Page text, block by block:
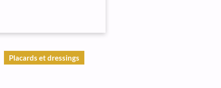
Placards et dressings